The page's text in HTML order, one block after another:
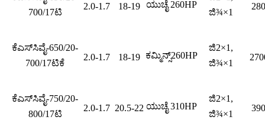
700/17ಟಿ
2.0-1.7 18-19 ಯುಚೈ 260HP
ಜಿ¾×1
ಕೆಎಸ್‌ಸಿವೈ-650/20-
700/17ಟಿಕೆ
2.0-1.7 18-19 ಕಮ್ಮಿನ್ಸ್260HP
ಜಿ2×1,
ಜಿ¾×1
ಕೆಎಸ್‌ಸಿವೈ-750/20-
800/17ಟಿ
2.0-1.7 20.5-22 ಯುಚೈ 310HP
ಜಿ2×1,
ಜಿ¾×1